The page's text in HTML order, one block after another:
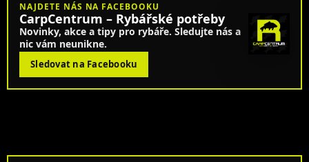
NAJDETE NÁS NA FACEBOOKU
CarpCentrum – Rybářské potřeby
Novinky, akce a tipy pro rybáře. Sledujte nás a
nic vám neunikne.
Sledovat na Facebooku